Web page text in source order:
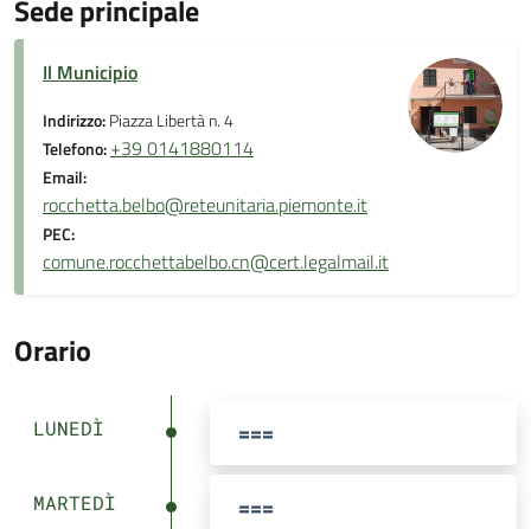
Sede principale
Il Municipio
Indirizzo:Piazza Libertà n. 4
Telefono:+39 0141880114
Email:
rocchetta.belbo@reteunitaria.piemonte.it
PEC:
comune.rocchettabelbo.cn@cert.legalmail.it
Orario
LUNEDÌ ===
MARTEDÌ ===